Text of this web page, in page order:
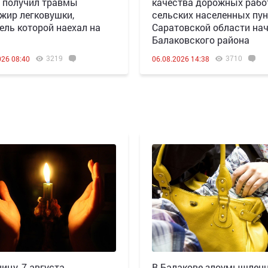
легковушки,
которой наехал на
08:40 3219
сельских населенных
Саратовской области
Балаковского района
06.08.2026 14:38 3710